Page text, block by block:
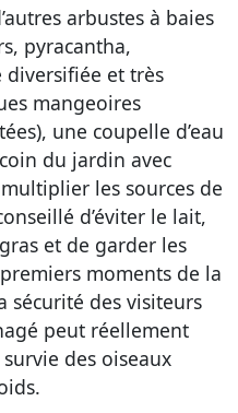
arbustes à baies
pyracantha,
et très
mangeoires
une coupelle d’eau
du jardin avec
les sources de
d’éviter le lait,
et de garder les
moments de la
sécurité des visiteurs
peut réellement
des oiseaux